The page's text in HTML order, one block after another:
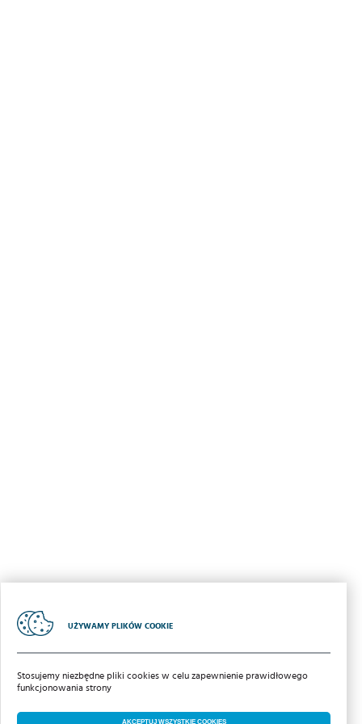
UŻYWAMY PLIKÓW COOKIE
Stosujemy niezbędne pliki cookies w celu zapewnienie prawidłowego
funkcjonowania strony
AKCEPTUJ WSZYSTKIE COOKIES
POLITYKA COOKIES
pomoc zdalna